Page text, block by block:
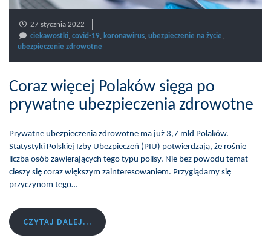
27 stycznia 2022
ciekawostki, covid-19, koronawirus, ubezpieczenie na życie,
ubezpieczenie zdrowotne
Coraz więcej Polaków sięga po
prywatne ubezpieczenia zdrowotne
Prywatne ubezpieczenia zdrowotne ma już 3,7 mld Polaków.
Statystyki Polskiej Izby Ubezpieczeń (PIU) potwierdzają, że rośnie
liczba osób zawierających tego typu polisy. Nie bez powodu temat
cieszy się coraz większym zainteresowaniem. Przyglądamy się
przyczynom tego…
CZYTAJ DALEJ...